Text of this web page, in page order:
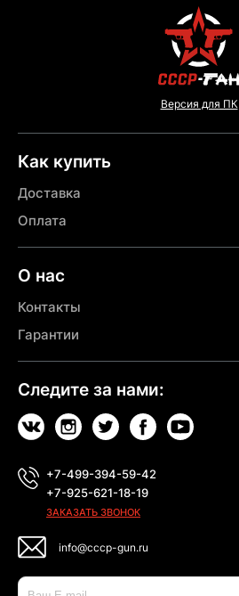
Версия для ПК
Как купить
Доставка
Оплата
О нас
Контакты
Гарантии
Следите за нами:
+7-499-394-59-42
+7-925-621-18-19
ЗАКАЗАТЬ ЗВОНОК
info@cccp-gun.ru